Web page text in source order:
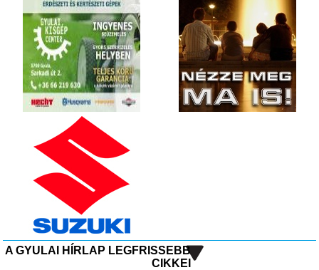
A GYULAI HÍRLAP LEGFRISSEBB
CIKKEI